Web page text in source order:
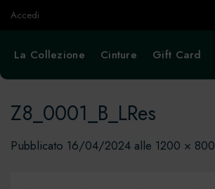
SaltaAccedi
La Collezione Cinture Gift Card
Z8_0001_B_LRes
Pubblicato 16/04/2024 alle 1200 × 800